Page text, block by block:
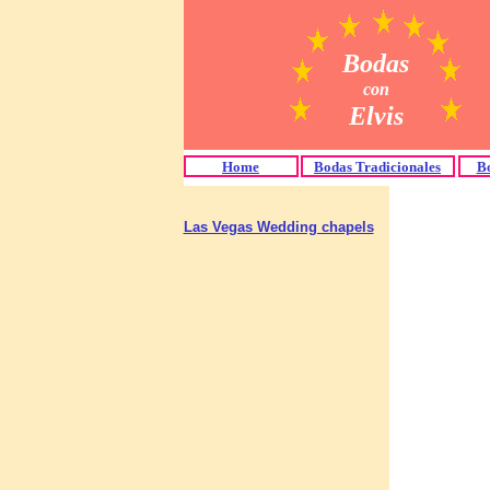
Bodas
con
Elvis
Bodas Tradicionales
Home
Las Vegas Wedding chapels